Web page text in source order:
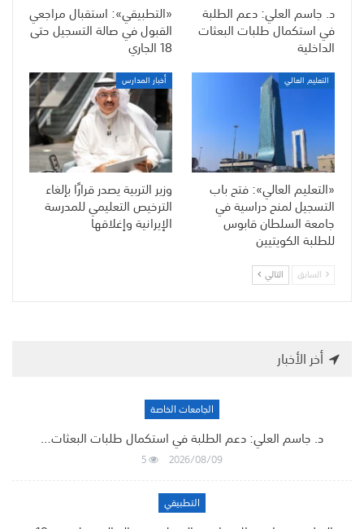
د. جاسم العلي: دعم الطلبة
في استكمال طلبات البعثات
الداخلية
«التطبيقي»: استقبال مراجعي
القبول في صالة التسجيل حتى
18 الجاري
التعليم العالي
«التعليم العالي»: فتح باب
التسجيل لمنح دراسية في
جامعة السلطان قابوس
للطلبة الكويتيين
أخبار المدارس
وزير التربية يصدر قرارًا بإلغاء
الترخيص التعليمي للمدرسة
الإيرانية وإغلاقها
السابق التالي
أخر الأخبار
الجامعات الخاصة
د. جاسم العلي: دعم الطلبة في استكمال طلبات البعثات…
2026/08/09
5
التطبيقي